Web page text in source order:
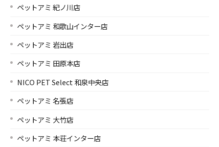
ペットアミ 紀ノ川店
ペットアミ 和歌山インター店
ペットアミ 岩出店
ペットアミ 田原本店
NICO PET Select 和泉中央店
ペットアミ 名張店
ペットアミ 大竹店
ペットアミ 本荘インター店